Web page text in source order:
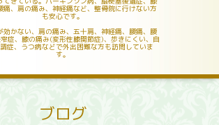
痛、肩の痛み、神経痛など、整骨院に行けない方
も安心です。
効かない、肩の痛み、五十肩、神経痛、腰痛、腰
症、膝の痛み(変形性膝関節症)、歩きにくい、自
症、うつ病などで外出困難な方も訪問していま
す。
ブログ